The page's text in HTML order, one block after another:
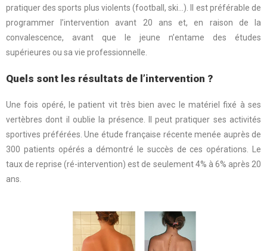
pratiquer des sports plus violents (football, ski…). Il est préférable de
programmer l’intervention avant 20 ans et, en raison de la
convalescence, avant que le jeune n’entame des études
supérieures ou sa vie professionnelle.
Quels sont les résultats de l’intervention ?
Une fois opéré, le patient vit très bien avec le matériel fixé à ses
vertèbres dont il oublie la présence. Il peut pratiquer ses activités
sportives préférées. Une étude française récente menée auprès de
300 patients opérés a démontré le succès de ces opérations. Le
taux de reprise (ré-intervention) est de seulement 4% à 6% après 20
ans.